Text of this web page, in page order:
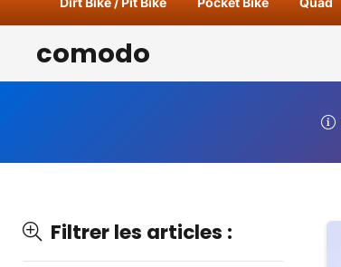
comodo
Filtrer les articles :